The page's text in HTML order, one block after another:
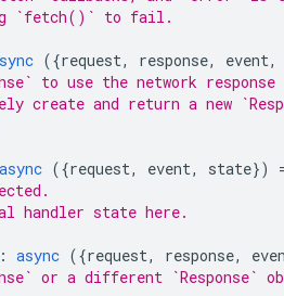
`fetch()` to fail.
({request, response, event,
to use the network
create and return a new
async ({request, event, state})
handler state here.
: async ({request, response,
or a different `Response`